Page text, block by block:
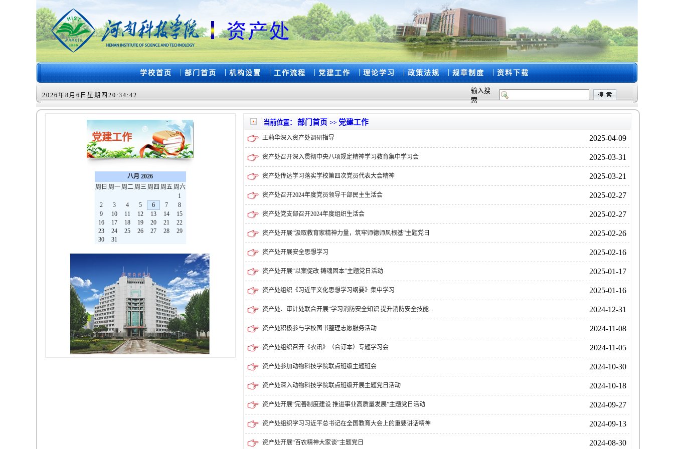
学校首页 |部门首页 |机构设置 |工作流程 |党建工作 |理论学习 |政策法规 |规章制度 |资料下载
2026年8月6日星期四20:34:43
输入搜
索
党建工作
八月 2026
周日 周一周二周三周四 周五周六
1
2
3 4 5 6 7
8
9
10 11 12 13 14
15
16
17 18 19 20 21
22
23
24 25 26 27 28
29
30
31
当前位置： 部门首页 >> 党建工作
王莉华深入资产处调研指导 2025-04-09
资产处召开深入贯彻中央八项规定精神学习教育集中学习会 2025-03-31
资产处传达学习落实学校第四次党员代表大会精神​ 2025-03-21
资产处召开2024年度党员领导干部民主生活会 2025-02-27
资产处党支部召开2024年度组织生活会 2025-02-27
资产处开展“汲取教育家精神力量，筑牢师德师风根基”主题党日 2025-02-26
资产处开展安全思想学习 2025-02-16
资产处开展“以案促改 铸魂固本”主题党日活动 2025-01-17
资产处组织《习近平文化思想学习纲要》集中学习 2025-01-16
资产处、审计处联合开展“学习消防安全知识 提升消防安全技能... 2024-12-31
资产处积极参与学校图书整理志愿服务活动 2024-11-08
资产处组织召开《农讯》（合订本）专题学习会 2024-11-05
资产处参加动物科技学院联点班级主题班会 2024-10-30
资产处深入动物科技学院联点班级开展主题党日活动 2024-10-18
资产处开展“完善制度建设 推进事业高质量发展”主题党日活动 2024-09-27
资产处组织学习习近平总书记在全国教育大会上的重要讲话精神 2024-09-13
资产处开展“百农精神大家谈”主题党日 2024-08-30